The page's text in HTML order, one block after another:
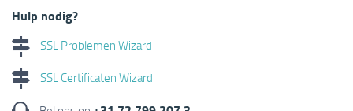
Hulp nodig?
SSL Problemen Wizard
SSL Certificaten Wizard